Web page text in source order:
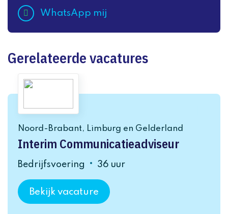
WhatsApp mij
Gerelateerde vacatures
Noord-Brabant, Limburg en Gelderland
Interim Communicatieadviseur
Bedrijfsvoering 36 uur
Bekijk vacature